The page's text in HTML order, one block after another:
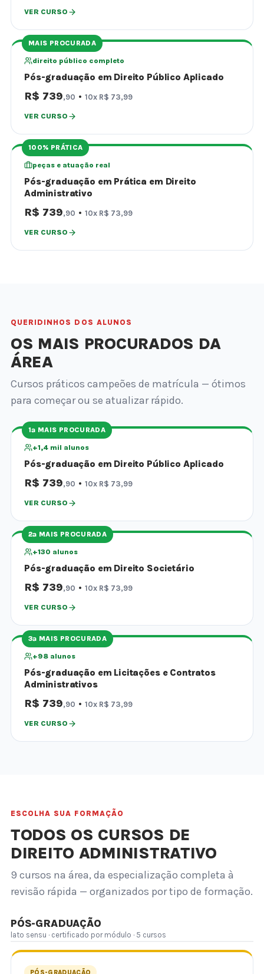
VER CURSO
MAIS PROCURADA
direito público completo
Pós-graduação em Direito Público Aplicado
R$ 739,90 · 10x R$ 73,99
VER CURSO
100% PRÁTICA
peças e atuação real
Pós-graduação em Prática em Direito
Administrativo
R$ 739,90 · 10x R$ 73,99
VER CURSO
QUERIDINHOS DOS ALUNOS
OS MAIS PROCURADOS DA
ÁREA
Cursos práticos campeões de matrícula — ótimos
para começar ou se atualizar rápido.
1ª MAIS PROCURADA
+1,4 mil alunos
Pós-graduação em Direito Público Aplicado
R$ 739,90 · 10x R$ 73,99
VER CURSO
2ª MAIS PROCURADA
+130 alunos
Pós-graduação em Direito Societário
R$ 739,90 · 10x R$ 73,99
VER CURSO
3ª MAIS PROCURADA
+98 alunos
Pós-graduação em Licitações e Contratos
Administrativos
R$ 739,90 · 10x R$ 73,99
VER CURSO
ESCOLHA SUA FORMAÇÃO
TODOS OS CURSOS DE
DIREITO ADMINISTRATIVO
9 cursos na área, da especialização completa à
revisão rápida — organizados por tipo de formação.
PÓS-GRADUAÇÃO
lato sensu · certificado por módulo · 5 cursos